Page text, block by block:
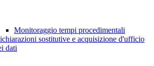
Monitoraggio tempi procedimentali
sostitutive e acquisizione d'ufficio
dati